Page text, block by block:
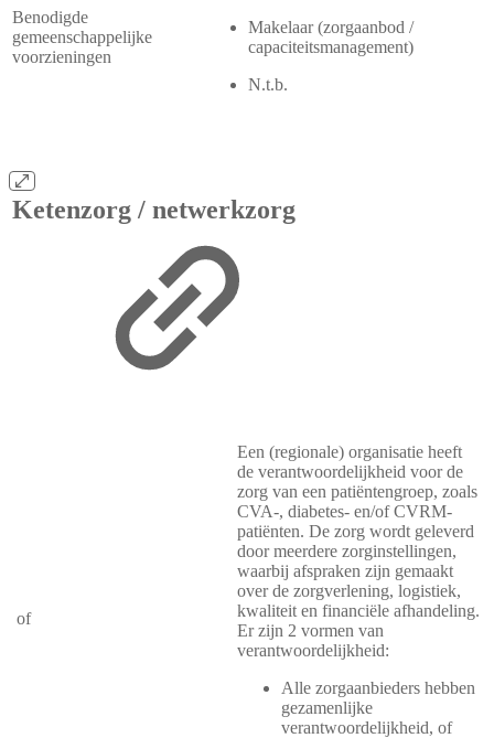
Benodigde
gemeenschappelijke
voorzieningen
Makelaar (zorgaanbod /
capaciteitsmanagement)
N.t.b.
Ketenzorg / netwerkzorg
of
Een (regionale) organisatie heeft
de verantwoordelijkheid voor de
zorg van een patiëntengroep, zoals
CVA-, diabetes- en/of CVRM-
patiënten. De zorg wordt geleverd
door meerdere zorginstellingen,
waarbij afspraken zijn gemaakt
over de zorgverlening, logistiek,
kwaliteit en financiële afhandeling.
Er zijn 2 vormen van
verantwoordelijkheid:
Alle zorgaanbieders hebben
gezamenlijke
verantwoordelijkheid, of